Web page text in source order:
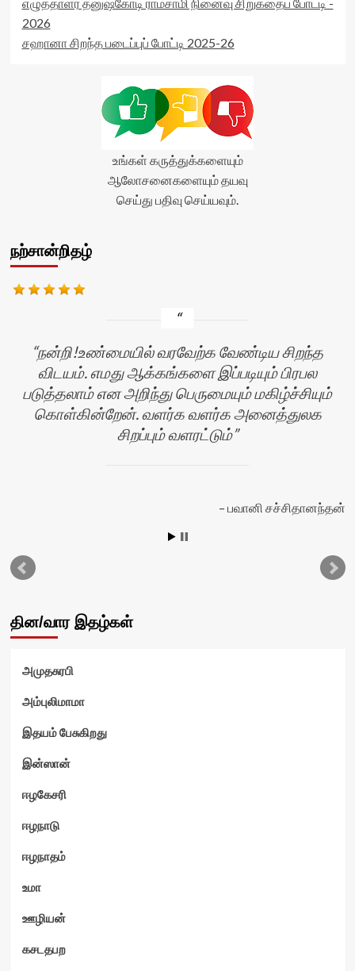
2026
சஹானா சிறந்த படைப்புப் போட்டி 2025-26
உங்கள் கருத்துக்களையும்
ஆலோசனைகளையும் தயவு
செய்து பதிவு செய்யவும்.
நற்சான்றிதழ்
நன்றி!உண்மையில் வரவேற்க வேண்டிய சிறந்த
விடயம். எமது ஆக்கங்களை இப்படியும் பிரபல
படுத்தலாம் என அறிந்து பெருமையும் மகிழ்ச்சியும்
கொள்கின்றேன். வளர்க வளர்க அனைத்துலக
சிறப்பும் வளரட்டும்
பவானி சச்சிதானந்தன்
தின/வார இதழ்கள்
அமுதசுரபி
அம்புலிமாமா
இதயம் பேசுகிறது
இன்ஸான்
ஈழகேசரி
ஈழநாடு
ஈழநாதம்
உமா
ஊழியன்
கசடதபற